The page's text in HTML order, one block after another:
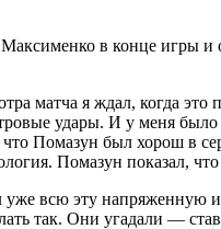
в конце игры и
матча я ждал, когда это
удары. И у меня
Помазун был хорош в
Помазун показал,
всю эту напряженную
так. Они угадали —